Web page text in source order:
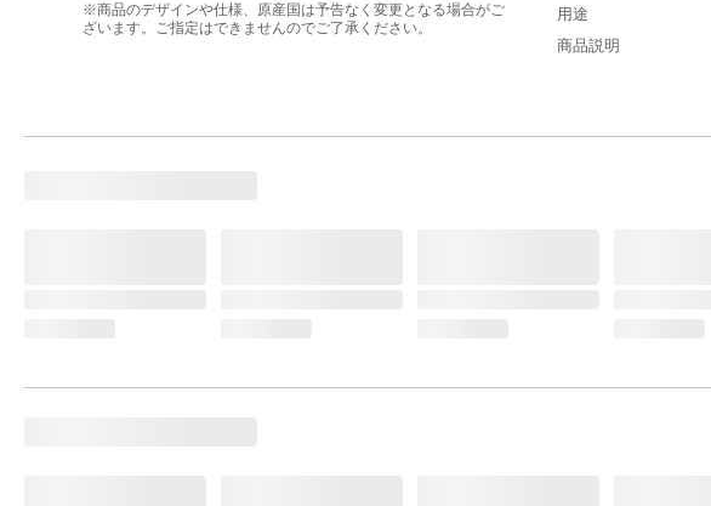
※商品のデザインや仕様、原産国は予告なく変更となる場合がご
ざいます。ご指定はできませんのでご了承ください。
用途
商品説明